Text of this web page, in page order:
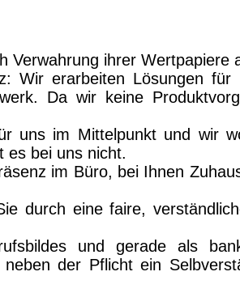
Verwahrung ihrer
Wir erarbeiten Lösungen
Da wir keine
uns im Mittelpunkt und wir
es bei uns nicht.
im Büro, bei Ihnen
durch eine faire,
und gerade als
der Pflicht ein